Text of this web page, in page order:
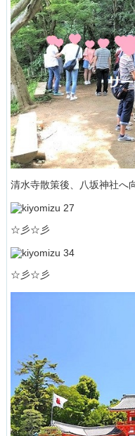
清水寺散策後、八坂神社へ
☆彡☆彡
☆彡☆彡